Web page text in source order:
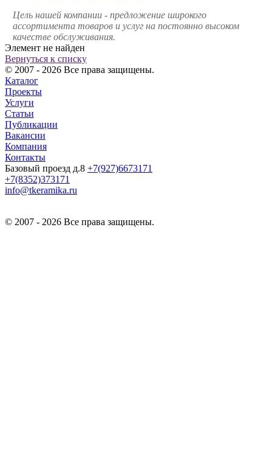
Цель нашей компании - предложение широкого
ассортимента товаров и услуг на постоянно высоком
качестве обслуживания.
Элемент не найден
Вернуться к списку
© 2007 - 2026 Все права защищены.
Каталог
Проекты
Услуги
Статьи
Публикации
Вакансии
Компания
Контакты
Базовый проезд д.8 +7(927)6673171
+7(8352)373171
info@tkeramika.ru
© 2007 - 2026 Все права защищены.